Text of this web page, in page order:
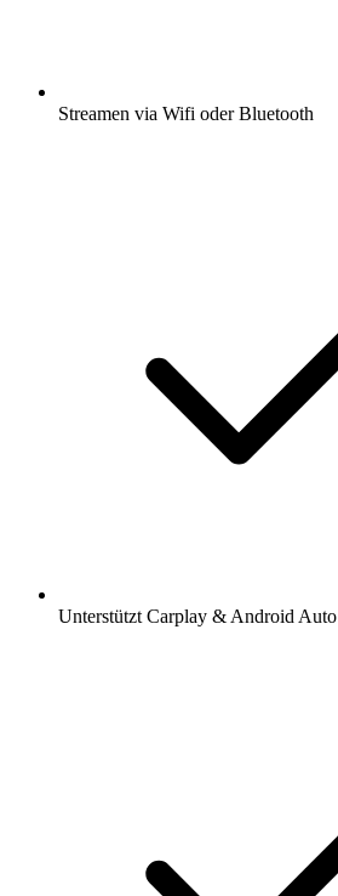
Streamen via Wifi oder Bluetooth
Unterstützt Carplay & Android Auto